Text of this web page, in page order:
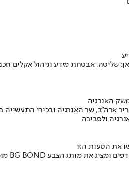
שליטה, אבטחת מידע וניהול אקלים
משק האנרגיה
ארה"ב, שר האנרגיה ובכירי התעשייה
ולסביבה
את הטעות הזו